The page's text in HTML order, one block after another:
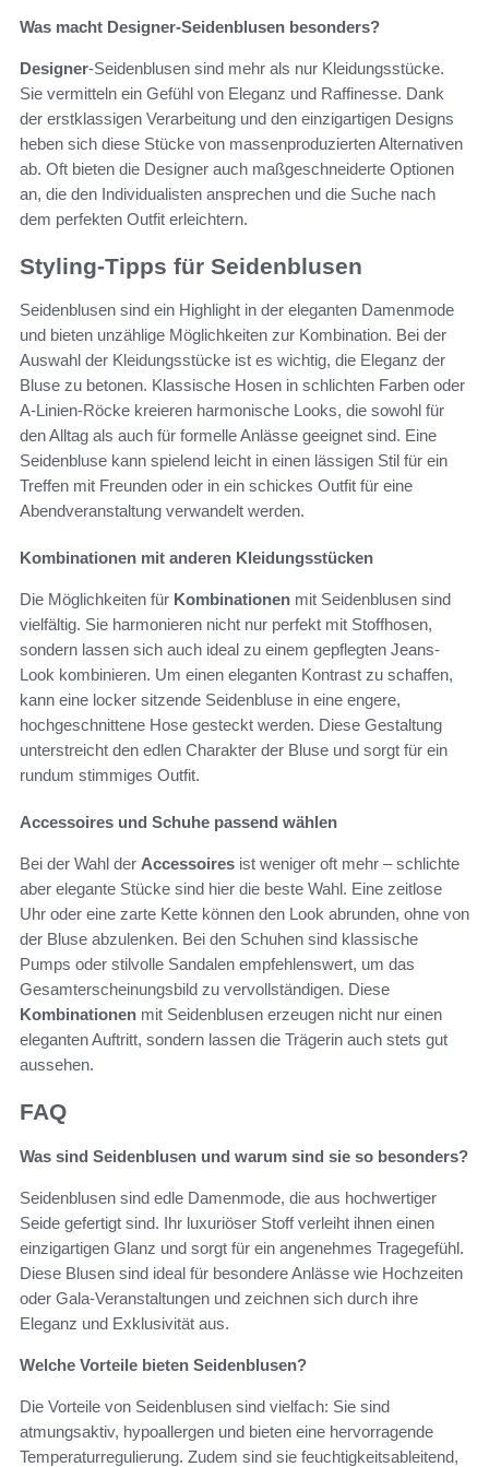
Was macht Designer-Seidenblusen besonders?
Designer-Seidenblusen sind mehr als nur Kleidungsstücke.
Sie vermitteln ein Gefühl von Eleganz und Raffinesse. Dank
der erstklassigen Verarbeitung und den einzigartigen Designs
heben sich diese Stücke von massenproduzierten Alternativen
ab. Oft bieten die Designer auch maßgeschneiderte Optionen
an, die den Individualisten ansprechen und die Suche nach
dem perfekten Outfit erleichtern.
Styling-Tipps für Seidenblusen
Seidenblusen sind ein Highlight in der eleganten Damenmode
und bieten unzählige Möglichkeiten zur Kombination. Bei der
Auswahl der Kleidungsstücke ist es wichtig, die Eleganz der
Bluse zu betonen. Klassische Hosen in schlichten Farben oder
A-Linien-Röcke kreieren harmonische Looks, die sowohl für
den Alltag als auch für formelle Anlässe geeignet sind. Eine
Seidenbluse kann spielend leicht in einen lässigen Stil für ein
Treffen mit Freunden oder in ein schickes Outfit für eine
Abendveranstaltung verwandelt werden.
Kombinationen mit anderen Kleidungsstücken
Die Möglichkeiten für Kombinationen mit Seidenblusen sind
vielfältig. Sie harmonieren nicht nur perfekt mit Stoffhosen,
sondern lassen sich auch ideal zu einem gepflegten Jeans-
Look kombinieren. Um einen eleganten Kontrast zu schaffen,
kann eine locker sitzende Seidenbluse in eine engere,
hochgeschnittene Hose gesteckt werden. Diese Gestaltung
unterstreicht den edlen Charakter der Bluse und sorgt für ein
rundum stimmiges Outfit.
Accessoires und Schuhe passend wählen
Bei der Wahl der Accessoires ist weniger oft mehr – schlichte
aber elegante Stücke sind hier die beste Wahl. Eine zeitlose
Uhr oder eine zarte Kette können den Look abrunden, ohne von
der Bluse abzulenken. Bei den Schuhen sind klassische
Pumps oder stilvolle Sandalen empfehlenswert, um das
Gesamterscheinungsbild zu vervollständigen. Diese
Kombinationen mit Seidenblusen erzeugen nicht nur einen
eleganten Auftritt, sondern lassen die Trägerin auch stets gut
aussehen.
FAQ
Was sind Seidenblusen und warum sind sie so besonders?
Seidenblusen sind edle Damenmode, die aus hochwertiger
Seide gefertigt sind. Ihr luxuriöser Stoff verleiht ihnen einen
einzigartigen Glanz und sorgt für ein angenehmes Tragegefühl.
Diese Blusen sind ideal für besondere Anlässe wie Hochzeiten
oder Gala-Veranstaltungen und zeichnen sich durch ihre
Eleganz und Exklusivität aus.
Welche Vorteile bieten Seidenblusen?
Die Vorteile von Seidenblusen sind vielfach: Sie sind
atmungsaktiv, hypoallergen und bieten eine hervorragende
Temperaturregulierung. Zudem sind sie feuchtigkeitsableitend,